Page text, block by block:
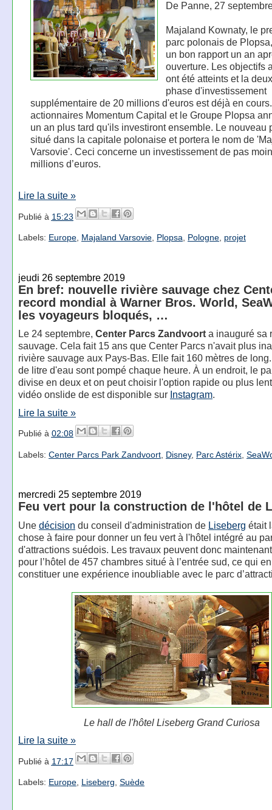
De Panne, 27
Majaland Kownaty, le
parc polonais de
un bon rapport un an
ouverture. Les objectifs
ont été atteints et la
phase d'investissement
supplémentaire de 20 millions d'euros est déjà en
actionnaires Momentum Capital et le Groupe Plopsa
un an plus tard qu'ils investiront ensemble. Le nouveau
situé dans la capitale polonaise et portera le nom de
Varsovie'. Ceci concerne un investissement de pas
millions d’euros.
Lire la suite »
Publié à 15:23
Labels: Europe, Majaland Varsovie, Plopsa Pologne, projet
jeudi 26 septembre 2019
En bref: nouvelle rivière sauvage chez
record mondial à Warner Bros. World,
les voyageurs bloqués, …
Le 24 septembre, Center Parcs Zandvoorta inauguré sa
sauvage. Cela fait 15 ans que Center Parcs n'avait plus
rivière sauvage aux Pays-Bas. Elle fait 160 mètres de
de litre d'eau sont pompé chaque heure. À un endroit, le
divise en deux et on peut choisir l'option rapide ou plus
vidéo onslide de est disponible sur Instagram.
Lire la suite »
Publié à 02:08
Labels: Center Parcs Park Zandvoort, Disney, Parc Astérix,
mercredi 25 septembre 2019
Feu vert pour la construction de l'hôtel de
Une décision du conseil d'administration de Liseberg était
chose à faire pour donner un feu vert à l'hôtel intégré au
d'attractions suédois. Les travaux peuvent donc
pour l’hôtel de 457 chambres situé à l’entrée sud, ce qui
constituer une expérience inoubliable avec le parc
Le hall de l'hôtel Liseberg Grand Curiosa
Lire la suite »
Publié à 17:17
Labels: Europe, Liseberg Suède